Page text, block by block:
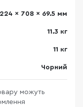
x 708 x 69.5 мм
11.3 кг
11 кг
Чорний
можуть